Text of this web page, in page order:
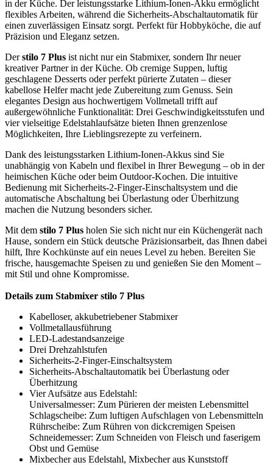
in der Küche. Der leistungsstarke Lithium-Ionen-Akku ermöglicht
flexibles Arbeiten, während die Sicherheits-Abschaltautomatik für
einen zuverlässigen Einsatz sorgt. Perfekt für Hobbyköche, die auf
Präzision und Eleganz setzen​​​.
Derstilo 7 Plus ist nicht nur ein Stabmixer, sondern Ihr neuer
kreativer Partner in der Küche. Ob cremige Suppen, luftig
geschlagene Desserts oder perfekt pürierte Zutaten – dieser
kabellose Helfer macht jede Zubereitung zum Genuss. Sein
elegantes Design aus hochwertigem Vollmetall trifft auf
außergewöhnliche Funktionalität: Drei Geschwindigkeitsstufen und
vier vielseitige Edelstahlaufsätze bieten Ihnen grenzenlose
Möglichkeiten, Ihre Lieblingsrezepte zu verfeinern.
Dank des leistungsstarken Lithium-Ionen-Akkus sind Sie
unabhängig von Kabeln und flexibel in Ihrer Bewegung – ob in der
heimischen Küche oder beim Outdoor-Kochen. Die intuitive
Bedienung mit Sicherheits-2-Finger-Einschaltsystem und die
automatische Abschaltung bei Überlastung oder Überhitzung
machen die Nutzung besonders sicher.
Mit dem stilo 7 Plus holen Sie sich nicht nur ein Küchengerät nach
Hause, sondern ein Stück deutsche Präzisionsarbeit, das Ihnen dabei
hilft, Ihre Kochkünste auf ein neues Level zu heben. Bereiten Sie
frische, hausgemachte Speisen zu und genießen Sie den Moment –
mit Stil und ohne Kompromisse​​​.
Details zum Stabmixer stilo 7 Plus
Kabelloser, akkubetriebener Stabmixer
Vollmetallausführung
LED-Ladestandsanzeige
Drei Drehzahlstufen
Sicherheits-2-Finger-Einschaltsystem
Sicherheits-Abschaltautomatik bei Überlastung oder
Überhitzung
Vier Aufsätze aus Edelstahl:
Universalmesser: Zum Pürieren der meisten Lebensmittel
Schlagscheibe: Zum luftigen Aufschlagen von Lebensmitteln
Rührscheibe: Zum Rühren von dickcremigen Speisen
Schneidemesser: Zum Schneiden von Fleisch und faserigem
Obst und Gemüse
Mixbecher aus Edelstahl, Mixbecher aus Kunststoff